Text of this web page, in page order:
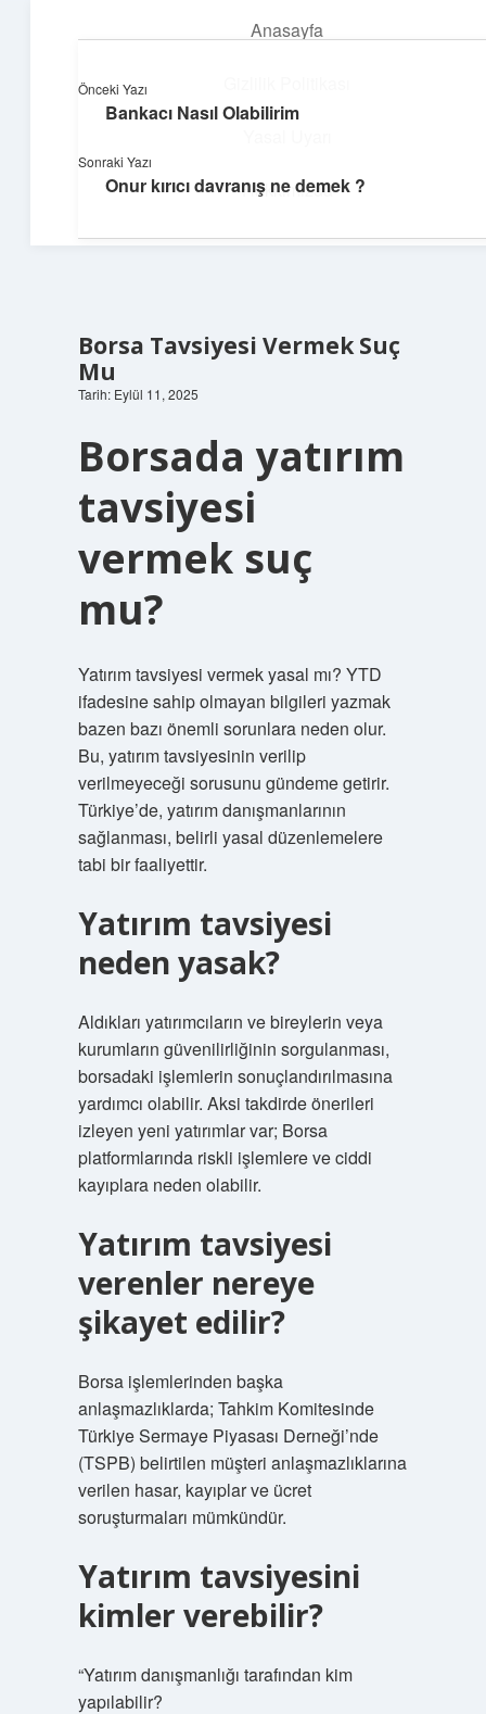
Anasayfa
Hakkımızda
Işıltılı önerilerle hayatını canlandır!
Borsa Tavsiyesi Vermek Suç
Mu
Tarih: Eylül 11, 2025
Borsada yatırım
tavsiyesi
vermek suç
mu?
Yatırım tavsiyesi vermek yasal mı? YTD
ifadesine sahip olmayan bilgileri yazmak
bazen bazı önemli sorunlara neden olur.
Bu, yatırım tavsiyesinin verilip
verilmeyeceği sorusunu gündeme getirir.
Türkiye’de, yatırım danışmanlarının
sağlanması, belirli yasal düzenlemelere
tabi bir faaliyettir.
Yatırım tavsiyesi
neden yasak?
Aldıkları yatırımcıların ve bireylerin veya
kurumların güvenilirliğinin sorgulanması,
borsadaki işlemlerin sonuçlandırılmasına
yardımcı olabilir. Aksi takdirde önerileri
izleyen yeni yatırımlar var; Borsa
platformlarında riskli işlemlere ve ciddi
kayıplara neden olabilir.
Yatırım tavsiyesi
verenler nereye
şikayet edilir?
Borsa işlemlerinden başka
anlaşmazlıklarda; Tahkim Komitesinde
Türkiye Sermaye Piyasası Derneği’nde
(TSPB) belirtilen müşteri anlaşmazlıklarına
verilen hasar, kayıplar ve ücret
soruşturmaları mümkündür.
Yatırım tavsiyesini
kimler verebilir?
“Yatırım danışmanlığı tarafından kim
yapılabilir?
Önceki Yazı
Bankacı Nasıl Olabilirim
Sonraki Yazı
Onur kırıcı davranış ne demek ?